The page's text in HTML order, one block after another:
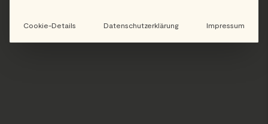
Cookie-Details Datenschutzerklärung Impressum